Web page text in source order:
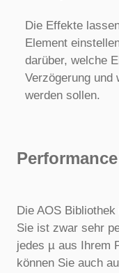
Die Effekte
Element
darüber, welche
Verzögerung und
werden sollen.
Performance
Die AOS
Sie ist zwar sehr
jedes µ aus Ihrem
können Sie auch